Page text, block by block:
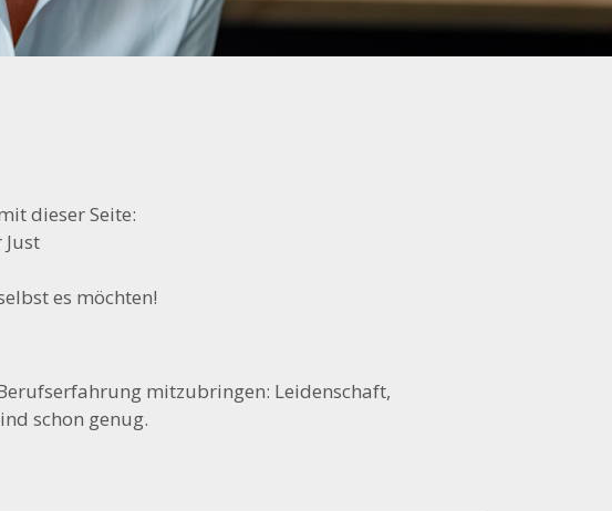
dieser Seite:
es möchten!
mitzubringen: Leidenschaft,
schon genug.